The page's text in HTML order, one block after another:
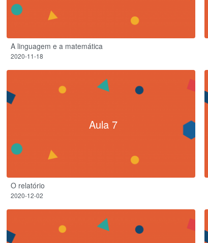
A linguagem e a matemática
2020-11-18
Aula 7
O relatório
2020-12-02